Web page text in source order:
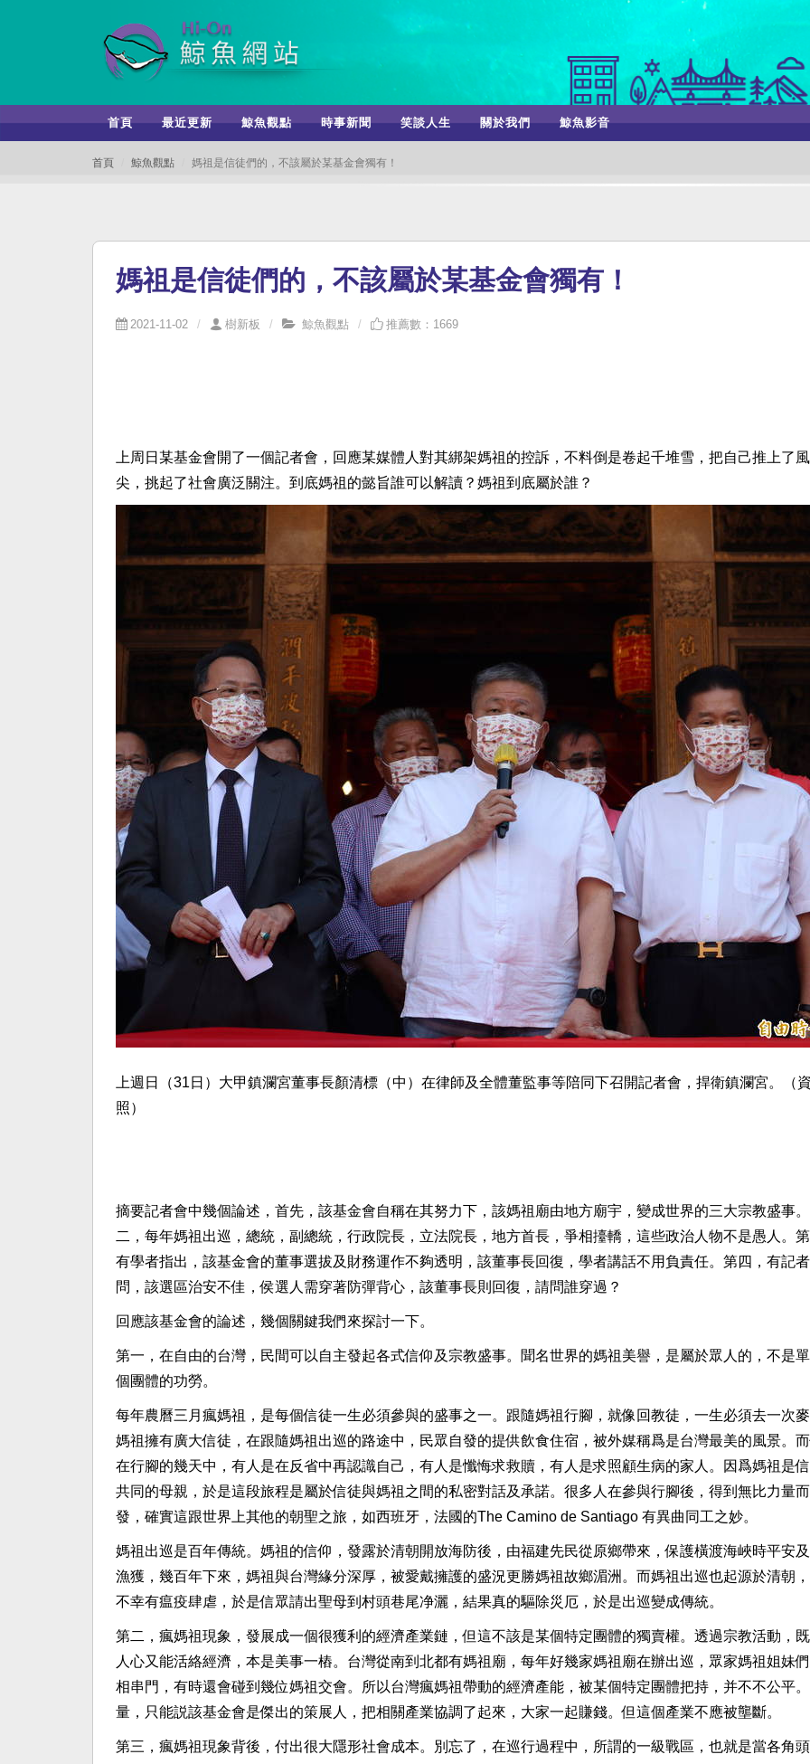
首頁 最近更新 鯨魚觀點 時事新聞 笑談人生 關於我們 鯨魚影音
首頁 鯨魚觀點 媽祖是信徒們的，不該屬於某基金會獨有！
媽祖是信徒們的，不該屬於某基金會獨有！
2021-11-02 樹新板 鯨魚觀點 推薦數：1669
上周日某基金會開了一個記者會，回應某媒體人對其綁架媽祖的控訴，不料倒是卷起千堆雪，把自己推上了
尖，挑起了社會廣泛關注。到底媽祖的懿旨誰可以解讀？媽祖到底屬於誰？
上週日（31日）大甲鎮瀾宮董事長顏清標（中）在律師及全體董監事等陪同下召開記者會，捍衛鎮瀾宮。（
照）
摘要記者會中幾個論述，首先，該基金會自稱在其努力下，該媽祖廟由地方廟宇，變成世界的三大宗教盛事
二，每年媽祖出巡，總統，副總統，行政院長，立法院長，地方首長，爭相擡轎，這些政治人物不是愚人。
有學者指出，該基金會的董事選拔及財務運作不夠透明，該董事長回復，學者講話不用負責任。第四，有記
問，該選區治安不佳，侯選人需穿著防彈背心，該董事長則回復，請問誰穿過？
回應該基金會的論述，幾個關鍵我們來探討一下。
第一，在自由的台灣，民間可以自主發起各式信仰及宗教盛事。聞名世界的媽祖美譽，是屬於眾人的，不是
個團體的功勞。
每年農曆三月瘋媽祖，是每個信徒一生必須參與的盛事之一。跟隨媽祖行腳，就像回教徒，一生必須去一次
媽祖擁有廣大信徒，在跟隨媽祖出巡的路途中，民眾自發的提供飲食住宿，被外媒稱爲是台灣最美的風景。
在行腳的幾天中，有人是在反省中再認識自己，有人是懺悔求救贖，有人是求照顧生病的家人。因爲媽祖是
共同的母親，於是這段旅程是屬於信徒與媽祖之間的私密對話及承諾。很多人在參與行腳後，得到無比力量
發，確實這跟世界上其他的朝聖之旅，如西班牙，法國的The Camino de Santiago 有異曲同工之妙。
媽祖出巡是百年傳統。媽祖的信仰，發露於清朝開放海防後，由福建先民從原鄉帶來，保護橫渡海峽時平安
漁獲，幾百年下來，媽祖與台灣緣分深厚，被愛戴擁護的盛況更勝媽祖故鄉湄洲。而媽祖出巡也起源於清朝
不幸有瘟疫肆虐，於是信眾請出聖母到村頭巷尾净灑，結果真的驅除災厄，於是出巡變成傳統。
第二，瘋媽祖現象，發展成一個很獲利的經濟產業鏈，但這不該是某個特定團體的獨賣權。透過宗教活動，
人心又能活絡經濟，本是美事一樁。台灣從南到北都有媽祖廟，每年好幾家媽祖廟在辦出巡，眾家媽祖姐妹
相串門，有時還會碰到幾位媽祖交會。所以台灣瘋媽祖帶動的經濟產能，被某個特定團體把持，并不不公平
量，只能説該基金會是傑出的策展人，把相關產業協調了起來，大家一起賺錢。但這個產業不應被壟斷。
第三，瘋媽祖現象背後，付出很大隱形社會成本。別忘了，在巡行過程中，所謂的一級戰區，也就是當各角